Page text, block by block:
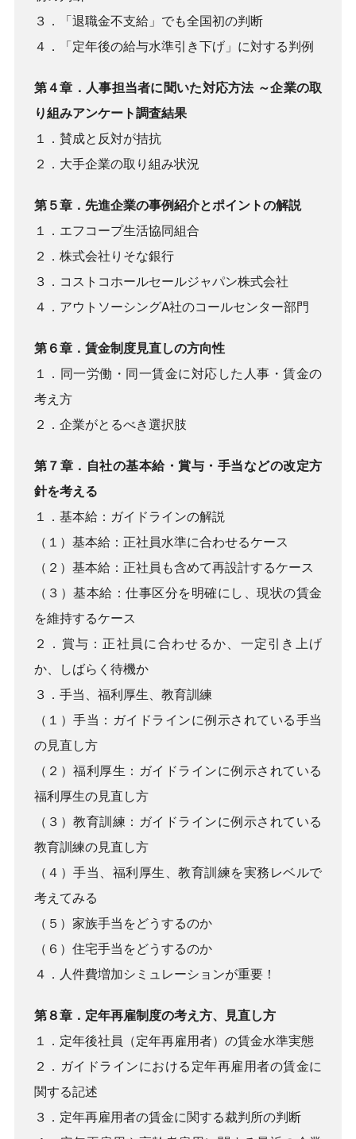
３．「退職金不支給」でも全国初の判断
４．「定年後の給与水準引き下げ」に対する判例
第４章．人事担当者に聞いた対応方法 ～企業の取
り組みアンケート調査結果
１．賛成と反対が拮抗
２．大手企業の取り組み状況
第５章．先進企業の事例紹介とポイントの解説
１．エフコープ生活協同組合
２．株式会社りそな銀行
３．コストコホールセールジャパン株式会社
４．アウトソーシングA社のコールセンター部門
第６章．賃金制度見直しの方向性
１．同一労働・同一賃金に対応した人事・賃金の
考え方
２．企業がとるべき選択肢
第７章．自社の基本給・賞与・手当などの改定方
針を考える
１．基本給：ガイドラインの解説
（１）基本給：正社員水準に合わせるケース
（２）基本給：正社員も含めて再設計するケース
（３）基本給：仕事区分を明確にし、現状の賃金
を維持するケース
２．賞与：正社員に合わせるか、一定引き上げ
か、しばらく待機か
３．手当、福利厚生、教育訓練
（１）手当：ガイドラインに例示されている手当
の見直し方
（２）福利厚生：ガイドラインに例示されている
福利厚生の見直し方
（３）教育訓練：ガイドラインに例示されている
教育訓練の見直し方
（４）手当、福利厚生、教育訓練を実務レベルで
考えてみる
（５）家族手当をどうするのか
（６）住宅手当をどうするのか
４．人件費増加シミュレーションが重要！
第８章．定年再雇制度の考え方、見直し方
１．定年後社員（定年再雇用者）の賃金水準実態
２．ガイドラインにおける定年再雇用者の賃金に
関する記述
３．定年再雇用者の賃金に関する裁判所の判断